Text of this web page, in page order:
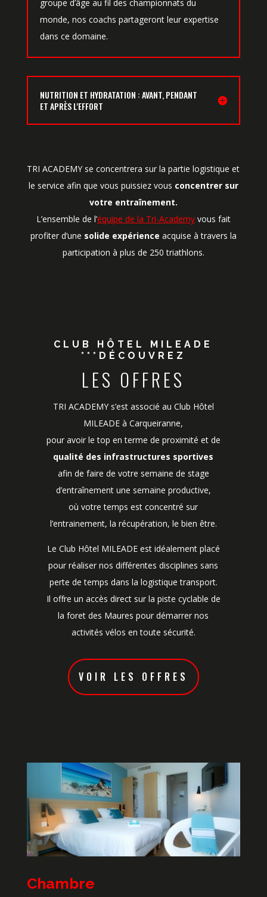
groupe d’âge au fil des championnats du
monde, nos coachs partageront leur expertise
dans ce domaine.
NUTRITION ET HYDRATATION : AVANT, PENDANT
ET APRÈS L'EFFORT
TRI ACADEMY se concentrera sur la partie logistique et
le service afin que vous puissiez vous concentrer sur
votre entraînement.
L’ensemble de l’équipe de la Tri-Academyvous fait
profiter d’une solide expérience acquise à travers la
participation à plus de 250 triathlons.
CLUB HÔTEL MILEADE
***DÉCOUVREZ
LES OFFRES
TRI ACADEMY s’est associé au Club Hôtel
MILEADE à Carqueiranne,
pour avoir le top en terme de proximité et de
qualité des infrastructures sportives
afin de faire de votre semaine de stage
d’entraînement une semaine productive,
où votre temps est concentré sur
l’entrainement, la récupération, le bien être.
Le Club Hôtel MILEADE est idéalement placé
pour réaliser nos différentes disciplines sans
perte de temps dans la logistique transport.
Il offre un accès direct sur la piste cyclable de
la foret des Maures pour démarrer nos
activités vélos en toute sécurité.
VOIR LES OFFRES
Chambre